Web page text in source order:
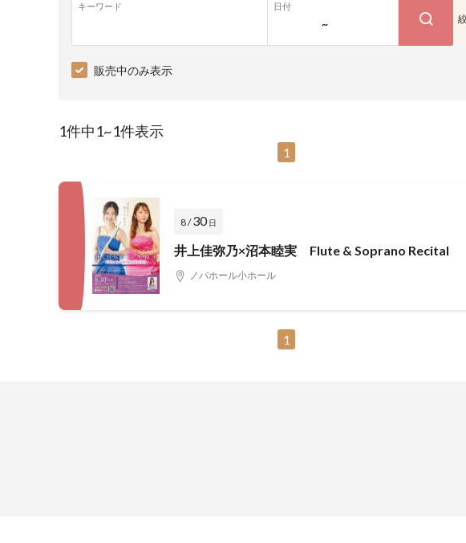
キーワード 日付
~
販売中のみ表示
1件中1~1件表示
1
8 /30 日
井上佳弥乃×沼本睦実 Flute & Soprano Recital
ノバホール小ホール
1